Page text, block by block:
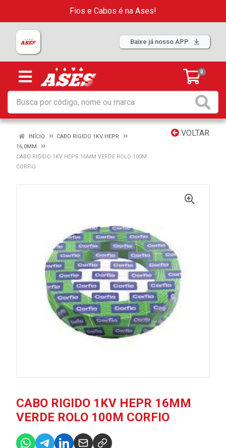
Fios e Cabos é na Ases!
Baixe já nosso APP
0
VOLTAR
INÍCIO
CABO RIGIDO 1KV HEPR
16,0MM
CABO RIGIDO 1KV HEPR 16MM VERDE ROLO 100M
CORFIO
CABO RIGIDO 1KV HEPR 16MM
VERDE ROLO 100M CORFIO